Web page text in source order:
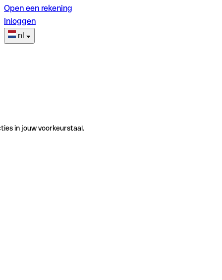
Open een rekening
Inloggen
nl
in jouw voorkeurstaal.